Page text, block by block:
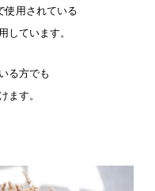
使用されている
しています。
る方でも
ます。